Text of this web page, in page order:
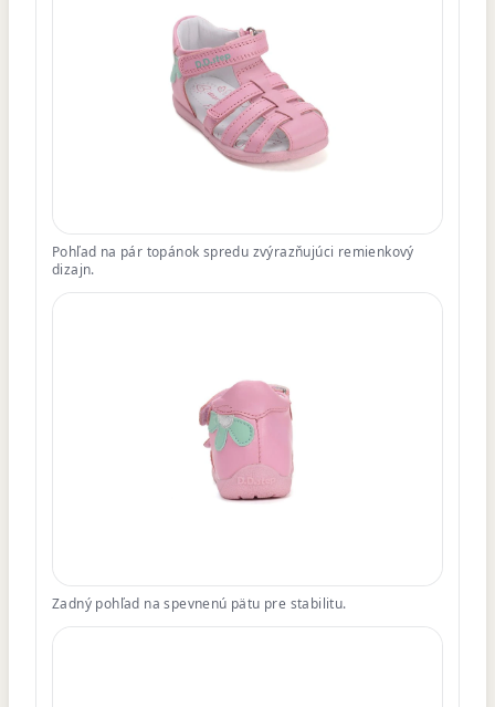
Pohľad na pár topánok spredu zvýrazňujúci remienkový
dizajn.
Zadný pohľad na spevnenú pätu pre stabilitu.